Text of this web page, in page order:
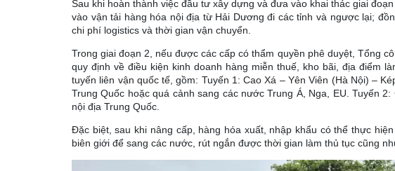
Sau khi hoàn thành việc đầu tư xây dựng và đưa vào khai thác giai
vào vận tải hàng hóa nội địa từ Hải Dương đi các tỉnh và ngược lại;
chi phí logistics và thời gian vận chuyển.
Trong giai đoạn 2, nếu được các cấp có thẩm quyền phê duyệt, Tổng
quy định về điều kiện kinh doanh hàng miễn thuế, kho bãi, địa điểm
tuyến liên vận quốc tế, gồm: Tuyến 1: Cao Xá – Yên Viên (Hà Nội) –
Trung Quốc hoặc quá cảnh sang các nước Trung Á, Nga, EU. Tuyến
nội địa Trung Quốc.
Đặc biệt, sau khi nâng cấp, hàng hóa xuất, nhập khẩu có thể thực
biên giới để sang các nước, rút ngắn được thời gian làm thủ tục cũng